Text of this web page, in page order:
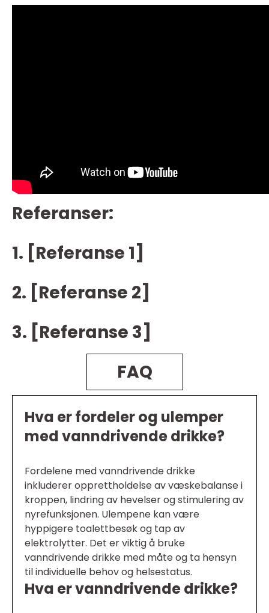
Referanser:
1. [Referanse 1]
2. [Referanse 2]
3. [Referanse 3]
FAQ
Hva er fordeler og ulemper
med vanndrivende drikke?
Fordelene med vanndrivende drikke
inkluderer opprettholdelse av væskebalanse i
kroppen, lindring av hevelser og stimulering av
nyrefunksjonen. Ulempene kan være
hyppigere toalettbesøk og tap av
elektrolytter. Det er viktig å bruke
vanndrivende drikke med måte og ta hensyn
til individuelle behov og helsestatus.
Hva er vanndrivende drikke?